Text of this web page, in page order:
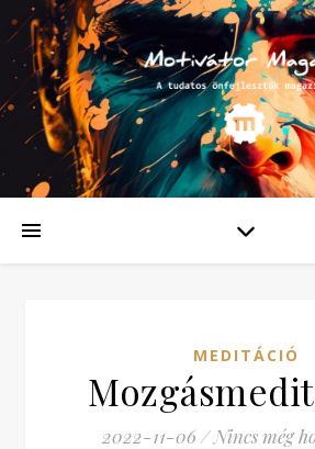
MEDITÁCIÓ
2022-11-06 / Nincs még